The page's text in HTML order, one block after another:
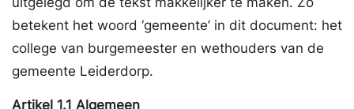
betekent het woord ‘gemeente’ in dit document: het
college van burgemeester en wethouders van de
gemeente Leiderdorp.
Artikel 1.1 Algemeen